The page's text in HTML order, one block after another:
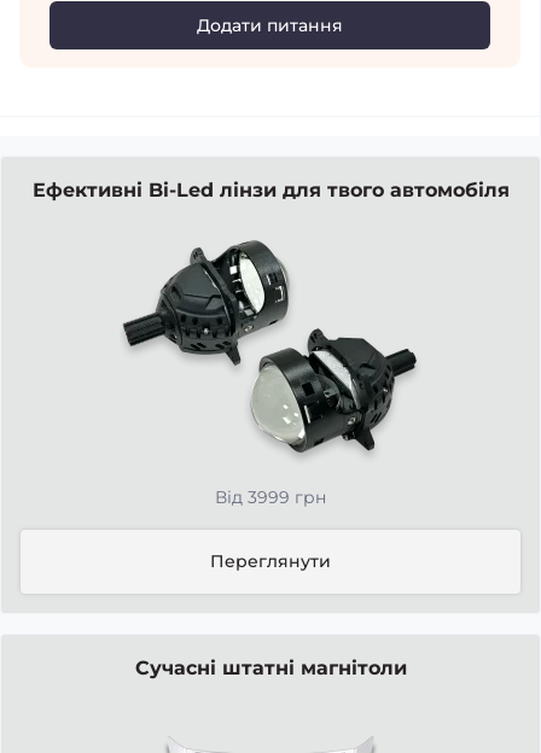
Додати питання
Ефективні Bi-Led лінзи для твого автомобіля
Від 3999 грн
Переглянути
Сучасні штатні магнітоли